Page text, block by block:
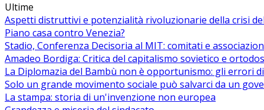
Ultime
Aspetti distruttivi e potenzialità rivoluzionarie della crisi
Piano casa contro Venezia?
Stadio, Conferenza Decisoria al MIT: comitati e
Amadeo Bordiga: Critica del capitalismo sovietico e
La Diplomazia del Bambù non è opportunismo: gli errori
Solo un grande movimento sociale può salvarci da un
La stampa: storia di un'invenzione non europea